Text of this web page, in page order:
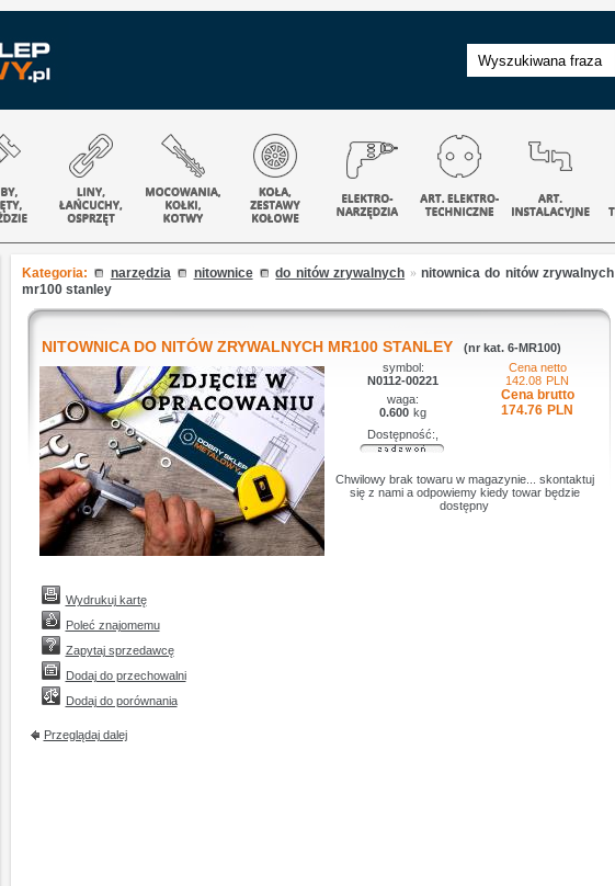
Kategoria: narzędzia nitownice do nitów zrywalnych » nitownica do nitów zrywalnych
mr100 stanley
NITOWNICA DO NITÓW ZRYWALNYCH MR100 STANLEY
(nr kat. 6-MR100)
symbol:
N0112-00221
waga:
0.600 kg
Dostępność:,
Cena netto
142.08 PLN
Cena brutto
174.76 PLN
Chwilowy brak towaru w magazynie... skontaktuj
się z nami a odpowiemy kiedy towar będzie
dostępny
Wydrukuj kartę
Poleć znajomemu
Zapytaj sprzedawcę
Dodaj do przechowalni
Dodaj do porównania
Przeglądaj dalej